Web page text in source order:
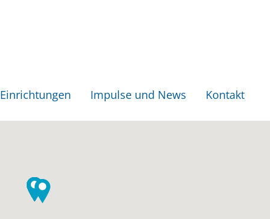
Einrichtungen Impulse und News Kontakt